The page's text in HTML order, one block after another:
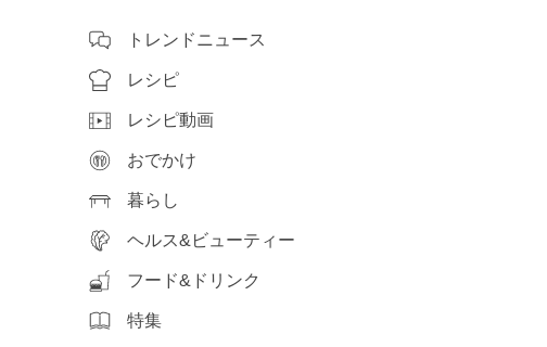
トレンドニュース
レシピ
レシピ動画
おでかけ
暮らし
ヘルス&ビューティー
フード&ドリンク
特集